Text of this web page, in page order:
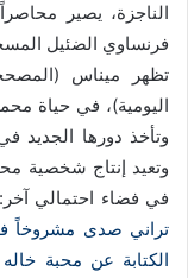
الناجزة، يصير محاصراً
فرنساوي الضئيل
تظهر ميناس
اليومية)، في حياة
وتأخذ دورها الجديد
وتعيد إنتاج شخصية
في فضاء احتمالي آخر:
تراني صدى مشروخاً
الكتابة عن محبة